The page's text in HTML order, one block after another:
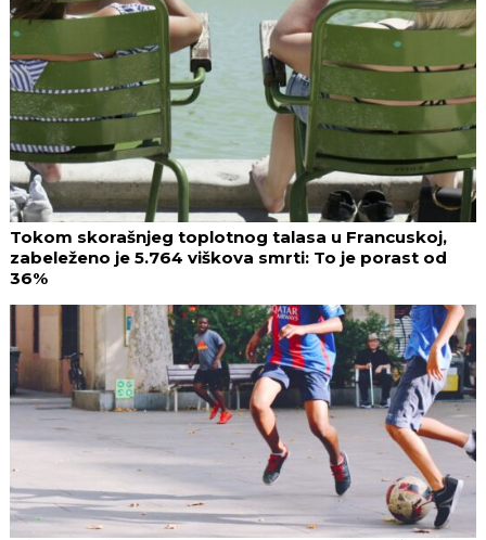
Tokom skorašnjeg toplotnog talasa u Francuskoj,
zabeleženo je 5.764 viškova smrti: To je porast od
36%